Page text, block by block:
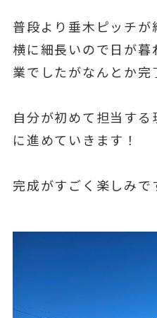
普段より垂木ピッチ
横に細長いので日が
業でしたがなんとか完
自分が初めて担当す
に進めていきます！
完成がすごく楽しみで